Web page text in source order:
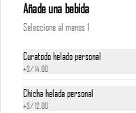
Añade una bebida
Seleccione al menos 1
Curatodo helado personal
+S/ 14.00
Chicha helada personal
+S/ 12.00